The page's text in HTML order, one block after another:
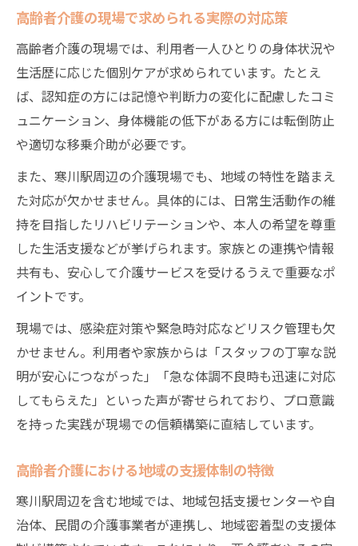
点
自宅介護と施設介護の違いと本人の希望傾
向
高齢者介護における医療機関の役割の現実
高齢者介護希望場所の比較とデータから見
える傾向
家族と高齢者本人が重視する介護選択の基
準
地域で求められるプロ意識とは何か
高齢者介護に不可欠なプロ意識の具体例と
は
地域社会で高齢者介護の信頼性を高める秘
訣
高齢者介護の質を左右するスタッフの心得
高齢者介護現場で重視される倫理観とは何
か
プロ意識が高齢者介護の安心感を生む理由
自宅介護と施設介護の実情を探る視点
高齢者介護で自宅介護を選ぶ際の現実的課
題
高齢者介護の現場で求められる実際の対応策
高齢者介護の現場では、利用者一人ひとりの身体状況や
生活歴に応じた個別ケアが求められています。たとえ
ば、認知症の方には記憶や判断力の変化に配慮したコミ
ュニケーション、身体機能の低下がある方には転倒防止
や適切な移乗介助が必要です。
また、寒川駅周辺の介護現場でも、地域の特性を踏まえ
た対応が欠かせません。具体的には、日常生活動作の維
持を目指したリハビリテーションや、本人の希望を尊重
した生活支援などが挙げられます。家族との連携や情報
共有も、安心して介護サービスを受けるうえで重要なポ
イントです。
現場では、感染症対策や緊急時対応などリスク管理も欠
かせません。利用者や家族からは「スタッフの丁寧な説
明が安心につながった」「急な体調不良時も迅速に対応
してもらえた」といった声が寄せられており、プロ意識
を持った実践が現場での信頼構築に直結しています。
高齢者介護における地域の支援体制の特徴
寒川駅周辺を含む地域では、地域包括支援センターや自
治体、民間の介護事業者が連携し、地域密着型の支援体